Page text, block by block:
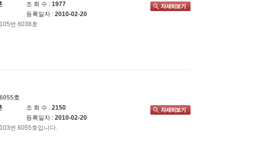
조 회 수 : 1977
등록일자 : 2010-02-20
번 6038호
호
조 회 수 : 2150
등록일자 : 2010-02-20
번 6055호입니다.